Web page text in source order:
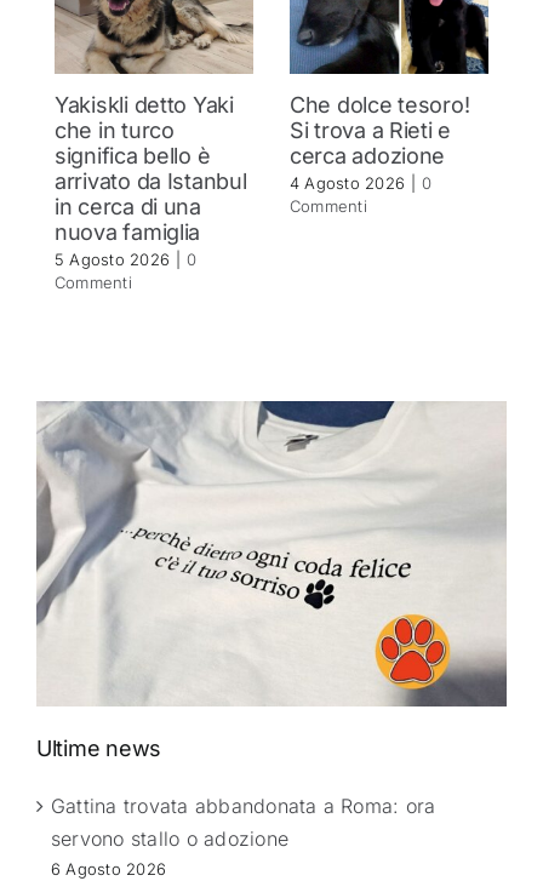
Yakiskli detto Yaki
che in turco
significa bello è
arrivato da Istanbul
in cerca di una
nuova famiglia
5 Agosto 2026
0
Commenti
Che dolce tesoro!
Si trova a Rieti e
cerca adozione
4 Agosto 2026
0
Commenti
Ultime news
Gattina trovata abbandonata a Roma: ora
servono stallo o adozione
6 Agosto 2026